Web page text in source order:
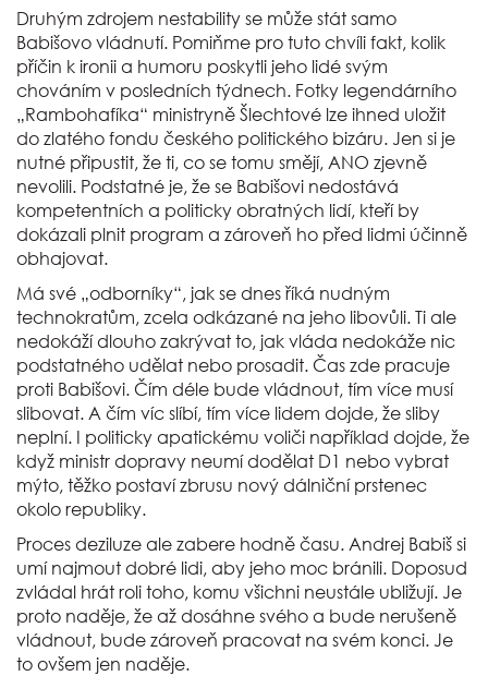
Druhým zdrojem nestability se může stát samo
Babišovo vládnutí. Pomiňme pro tuto chvíli fakt, kolik
příčin k ironii a humoru poskytli jeho lidé svým
chováním v posledních týdnech. Fotky legendárního
„Rambohafíka“ ministryně Šlechtové lze ihned uložit
do zlatého fondu českého politického bizáru. Jen si je
nutné připustit, že ti, co se tomu smějí, ANO zjevně
nevolili. Podstatné je, že se Babišovi nedostává
kompetentních a politicky obratných lidí, kteří by
dokázali plnit program a zároveň ho před lidmi účinně
obhajovat.
Má své „odborníky“, jak se dnes říká nudným
technokratům, zcela odkázané na jeho libovůli. Ti ale
nedokáží dlouho zakrývat to, jak vláda nedokáže nic
podstatného udělat nebo prosadit. Čas zde pracuje
proti Babišovi. Čím déle bude vládnout, tím více musí
slibovat. A čím víc slíbí, tím více lidem dojde, že sliby
neplní. I politicky apatickému voliči například dojde, že
když ministr dopravy neumí dodělat D1 nebo vybrat
mýto, těžko postaví zbrusu nový dálniční prstenec
okolo republiky.
Proces deziluze ale zabere hodně času. Andrej Babiš si
umí najmout dobré lidi, aby jeho moc bránili. Doposud
zvládal hrát roli toho, komu všichni neustále ubližují. Je
proto naděje, že až dosáhne svého a bude nerušeně
vládnout, bude zároveň pracovat na svém konci. Je
to ovšem jen naděje.